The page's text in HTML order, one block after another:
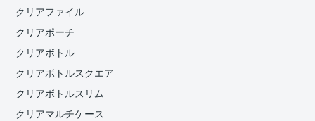
クリアファイル
クリアポーチ
クリアボトル
クリアボトルスクエア
クリアボトルスリム
クリアマルチケース